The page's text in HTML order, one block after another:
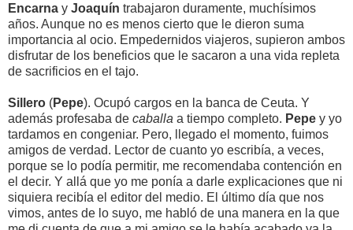
Encarna y Joaquín trabajaron duramente, muchísimos
años. Aunque no es menos cierto que le dieron suma
importancia al ocio. Empedernidos viajeros, supieron ambos
disfrutar de los beneficios que le sacaron a una vida repleta
de sacrificios en el tajo.
Sillero (Pepe). Ocupó cargos en la banca de Ceuta. Y
además profesaba de caballa a tiempo completo. Pepe y yo
tardamos en congeniar. Pero, llegado el momento, fuimos
amigos de verdad. Lector de cuanto yo escribía, a veces,
porque se lo podía permitir, me recomendaba contención en
el decir. Y allá que yo me ponía a darle explicaciones que ni
siquiera recibía el editor del medio. El último día que nos
vimos, antes de lo suyo, me habló de una manera en la que